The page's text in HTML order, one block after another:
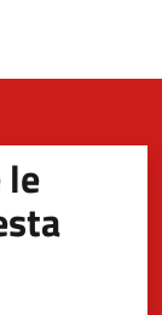
le